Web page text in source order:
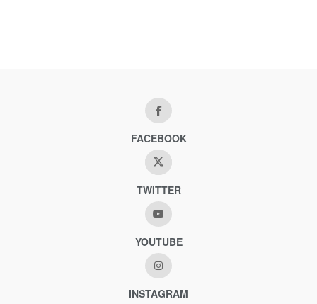
FACEBOOK
TWITTER
YOUTUBE
INSTAGRAM